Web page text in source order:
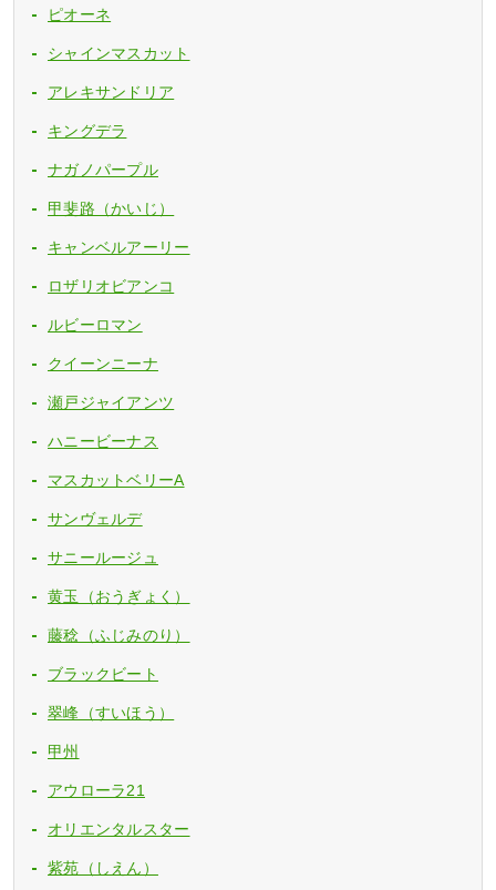
ピオーネ
シャインマスカット
アレキサンドリア
キングデラ
ナガノパープル
甲斐路（かいじ）
キャンベルアーリー
ロザリオビアンコ
ルビーロマン
クイーンニーナ
瀬戸ジャイアンツ
ハニービーナス
マスカットベリーA
サンヴェルデ
サニールージュ
黄玉（おうぎょく）
藤稔（ふじみのり）
ブラックビート
翠峰（すいほう）
甲州
アウローラ21
オリエンタルスター
紫苑（しえん）